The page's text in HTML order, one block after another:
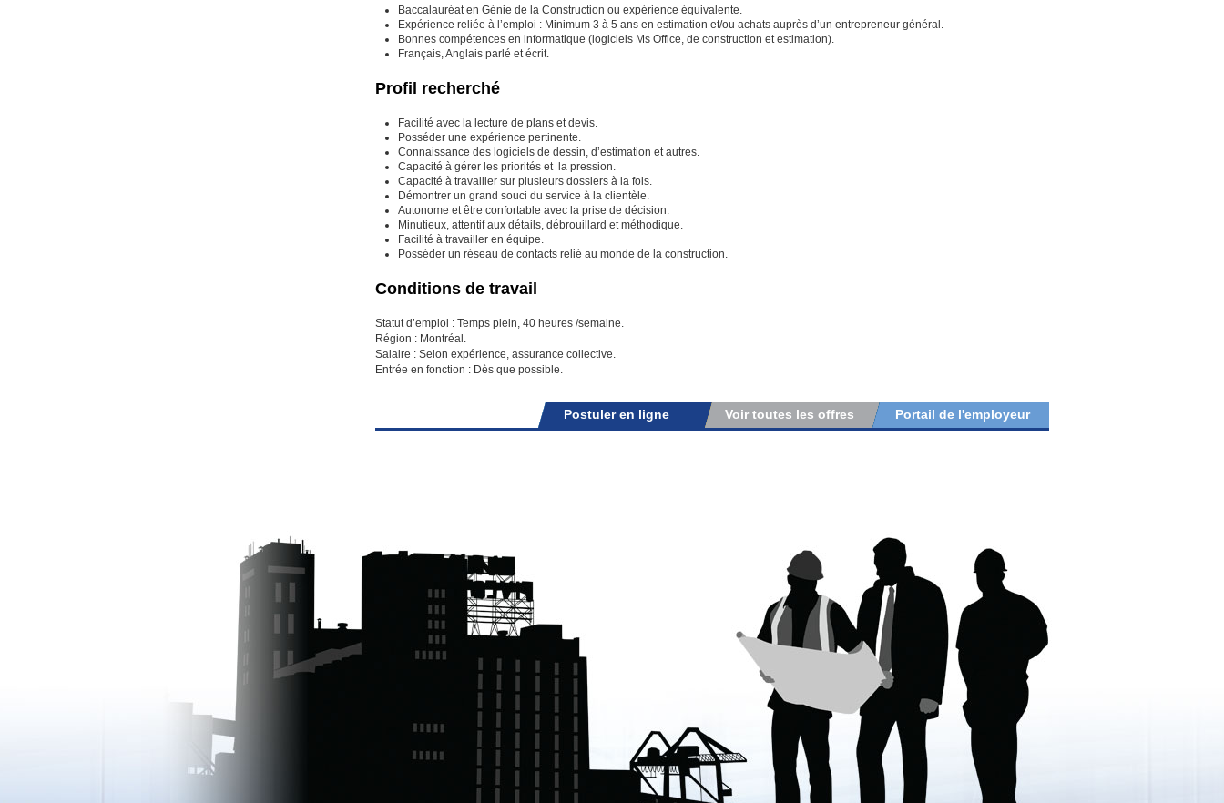
Baccalauréat en Génie de la Construction ou expérience équivalente.
Expérience reliée à l’emploi : Minimum 3 à 5 ans en estimation et/ou achats auprès d’un entrepreneur général.
Bonnes compétences en informatique (logiciels Ms Office, de construction et estimation).
Français, Anglais parlé et écrit.
Profil recherché
Facilité avec la lecture de plans et devis.
Posséder une expérience pertinente.
Connaissance des logiciels de dessin, d’estimation et autres.
Capacité à gérer les priorités et la pression.
Capacité à travailler sur plusieurs dossiers à la fois.
Démontrer un grand souci du service à la clientèle.
Autonome et être confortable avec la prise de décision.
Minutieux, attentif aux détails, débrouillard et méthodique.
Facilité à travailler en équipe.
Posséder un réseau de contacts relié au monde de la construction.
Conditions de travail
Statut d’emploi : Temps plein, 40 heures /semaine.
Région : Montréal.
Salaire : Selon expérience, assurance collective.
Entrée en fonction : Dès que possible.
Portail de l'employeur
Voir toutes les offres
Postuler en ligne